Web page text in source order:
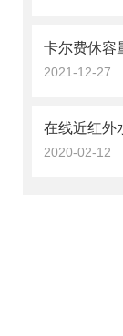
2021-12-27
2020-02-12